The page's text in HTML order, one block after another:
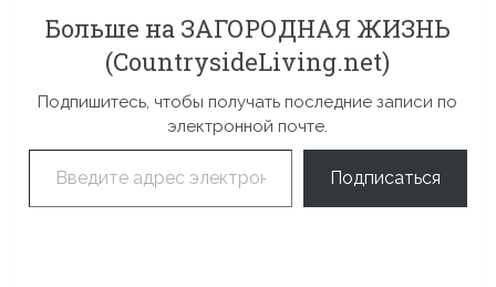
Больше на ЗАГОРОДНАЯ ЖИЗНЬ
(CountrysideLiving.net)
Подпишитесь, чтобы получать последние записи по
электронной почте.
Введите адрес электронной почты…
Подписаться